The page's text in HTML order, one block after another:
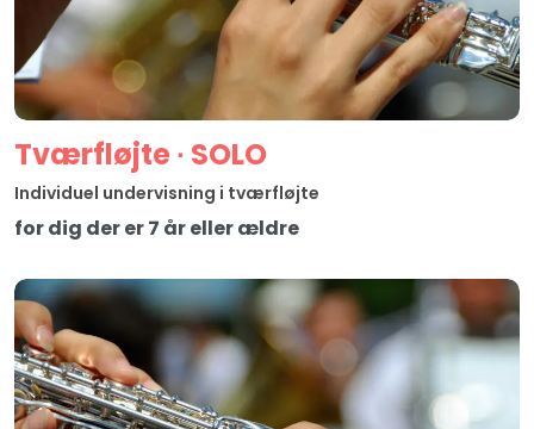
Tværfløjte ∙ SOLO
Individuel undervisning i tværfløjte
for dig der er 7 år eller ældre